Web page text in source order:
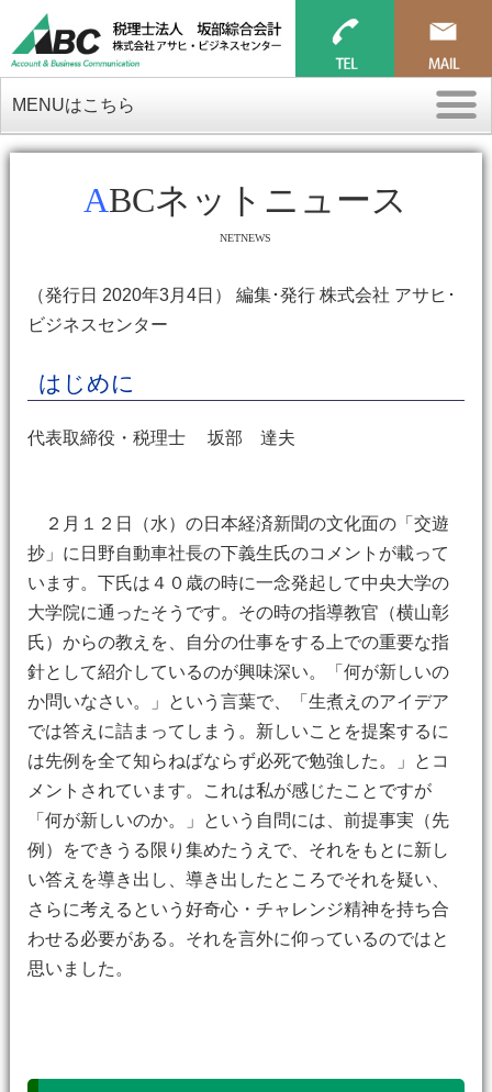
MENUはこちら
ABCネットニュース
NETNEWS
（発行日 2020年3月4日） 編集･発行 株式会社 アサヒ･
ビジネスセンター
はじめに
代表取締役・税理士 坂部 達夫
２月１２日（水）の日本経済新聞の文化面の「交遊
抄」に日野自動車社長の下義生氏のコメントが載って
います。下氏は４０歳の時に一念発起して中央大学の
大学院に通ったそうです。その時の指導教官（横山彰
氏）からの教えを、自分の仕事をする上での重要な指
針として紹介しているのが興味深い。「何が新しいの
か問いなさい。」という言葉で、「生煮えのアイデア
では答えに詰まってしまう。新しいことを提案するに
は先例を全て知らねばならず必死で勉強した。」とコ
メントされています。これは私が感じたことですが
「何が新しいのか。」という自問には、前提事実（先
例）をできうる限り集めたうえで、それをもとに新し
い答えを導き出し、導き出したところでそれを疑い、
さらに考えるという好奇心・チャレンジ精神を持ち合
わせる必要がある。それを言外に仰っているのではと
思いました。